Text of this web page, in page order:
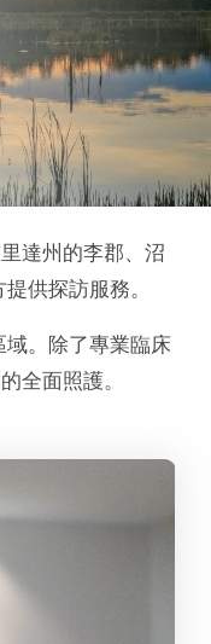
達州的李郡、沼
供探訪服務。
。除了專業臨床
全面照護。